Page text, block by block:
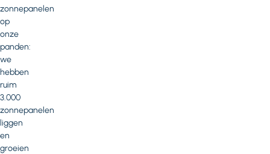
zonnepanelen
op
onze
panden:
we
hebben
ruim
3.000
zonnepanelen
liggen
en
groeien